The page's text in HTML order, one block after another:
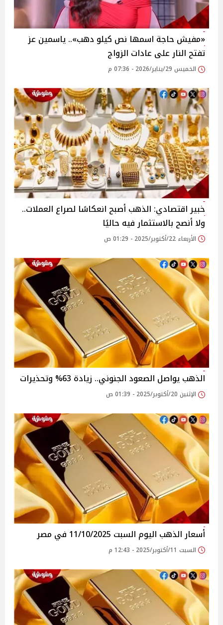
«مفيش حاجة اسمها نص كيلو دهب».. ياسمين عز
تفتح النار على عادات الزواج
الخميس 29/يناير/2026 - 07:36 م
خبير اقتصادي: الذهب أصبح انعكاسًا لصراع العملات..
ولا أنصح بالاستثمار فيه حاليًا
الأربعاء 22/أكتوبر/2025 - 01:29 ص
الذهب يواصل الصعود الجنوني.. زيادة 63% وتحذيرات
الإثنين 20/أكتوبر/2025 - 01:39 ص
أسعار الذهب اليوم السبت 11/10/2025 في مصر
السبت 11/أكتوبر/2025 - 12:43 م